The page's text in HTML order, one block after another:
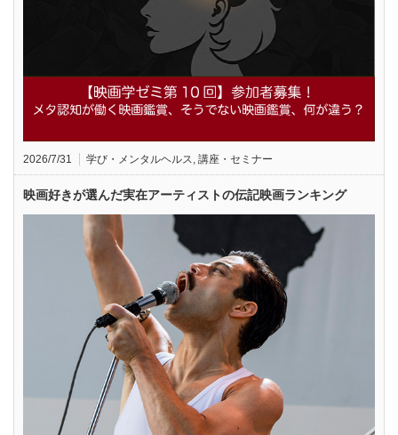
2026/7/31 学び・メンタルヘルス, 講座・セミナー
映画好きが選んだ実在アーティストの伝記映画ランキング